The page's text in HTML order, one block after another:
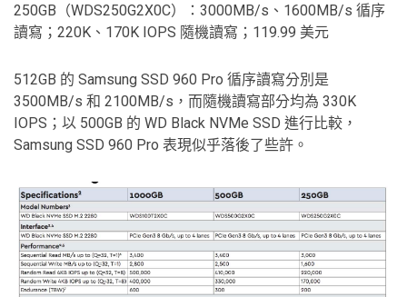
250GB（WDS250G2X0C）：3000MB/s、1600MB/s 循序
讀寫；220K、170K IOPS 隨機讀寫；119.99 美元
512GB 的 Samsung SSD 960 Pro 循序讀寫分別是
3500MB/s 和 2100MB/s，而隨機讀寫部分均為 330K
IOPS；以 500GB 的 WD Black NVMe SSD 進行比較，
Samsung SSD 960 Pro 表現似乎落後了些許。